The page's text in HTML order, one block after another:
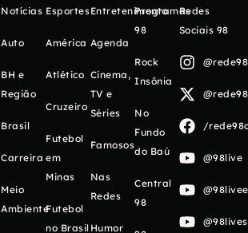
Notícias
Auto
BH e
Região
Brasil
Carreira
Meio
Ambiente
Esportes
América
Atlético
Cruzeiro
Futebol
em
Minas
Futebol
no Brasil
Entretenimento
Agenda
Cinema,
TV e
Séries
Famosos
Nas
Redes
Humor
Programas
98
Rock
Insônia
No
Fundo
do Baú
Central
98
Redes
Sociais 98
/
@98live